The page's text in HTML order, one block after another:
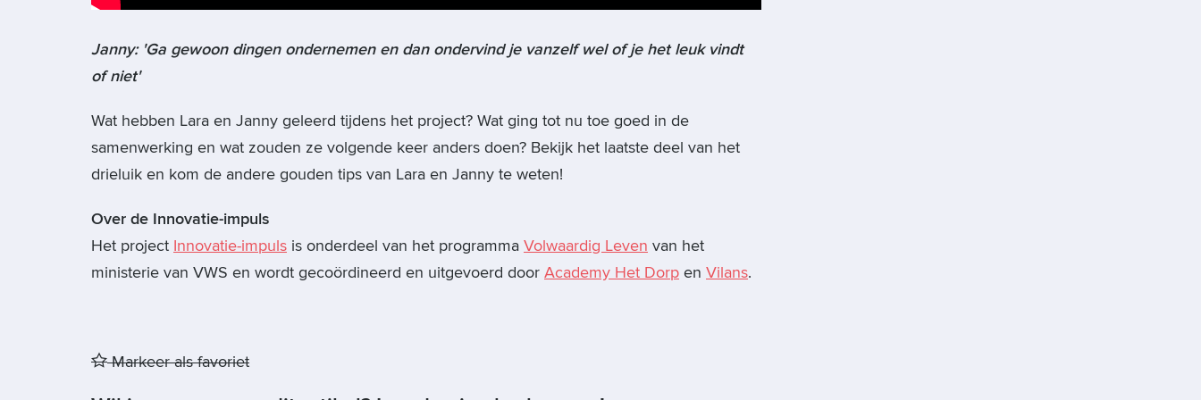
Janny: 'Ga gewoon dingen ondernemen en dan ondervind je vanzelf wel of je het leuk vindt
of niet'
Wat hebben Lara en Janny geleerd tijdens het project? Wat ging tot nu toe goed in de
samenwerking en wat zouden ze volgende keer anders doen? Bekijk het laatste deel van het
drieluik en kom de andere gouden tips van Lara en Janny te weten!
Over de Innovatie-impuls
Het project Innovatie-impuls is onderdeel van het programma Volwaardig Leven van het
ministerie van VWS en wordt gecoördineerd en uitgevoerd door Academy Het Dorp en Vilans.
Markeer als favoriet